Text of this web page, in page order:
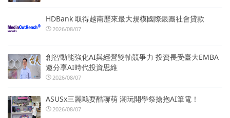
HDBank 取得越南歷來最大規模國際銀團社會貸款
2026/08/07
創智動能強化AI與經營雙軸競爭力 投資長受臺大EMBA
邀分享AI時代投資思維
2026/08/07
ASUSx三麗鷗耍酷聯萌 潮玩開學祭搶抱AI筆電！
2026/08/07